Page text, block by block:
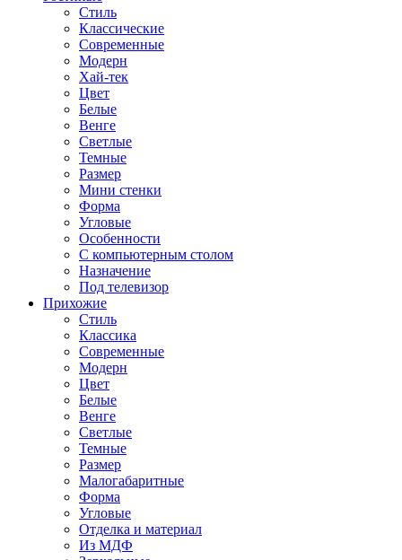
Стиль
Классические
Современные
Модерн
Хай-тек
Цвет
Белые
Венге
Светлые
Темные
Размер
Мини стенки
Форма
Угловые
Особенности
С компьютерным столом
Назначение
Под телевизор
Прихожие
Стиль
Классика
Современные
Модерн
Цвет
Белые
Венге
Светлые
Темные
Размер
Малогабаритные
Форма
Угловые
Отделка и материал
Из МДФ